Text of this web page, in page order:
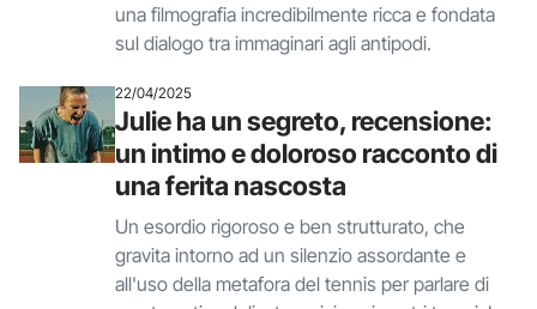
una filmografia incredibilmente ricca e fondata
sul dialogo tra immaginari agli antipodi.
22/04/2025
Julie ha un segreto, recensione:
un intimo e doloroso racconto di
una ferita nascosta
Un esordio rigoroso e ben strutturato, che
gravita intorno ad un silenzio assordante e
all'uso della metafora del tennis per parlare di